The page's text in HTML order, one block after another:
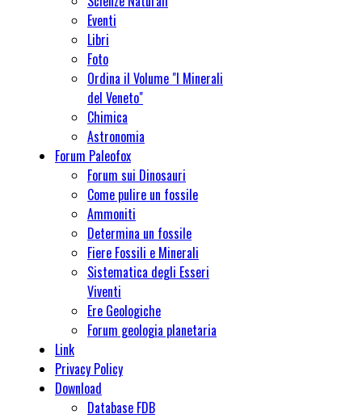
Eventi
Libri
Foto
Ordina il Volume "I Minerali
del Veneto"
Chimica
Astronomia
Forum Paleofox
Forum sui Dinosauri
Come pulire un fossile
Ammoniti
Determina un fossile
Fiere Fossili e Minerali
Sistematica degli Esseri
Viventi
Ere Geologiche
Forum geologia planetaria
Link
Privacy Policy
Download
Database FDB